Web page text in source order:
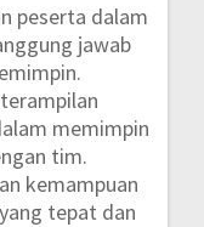
peserta dalam
jawab
memimpin
tim.
kemampuan
tepat dan